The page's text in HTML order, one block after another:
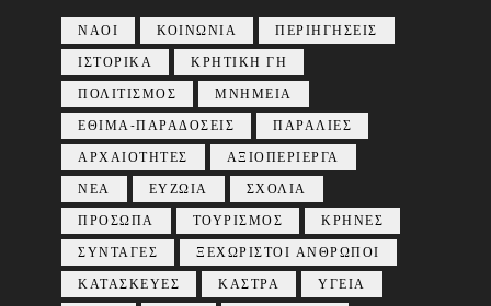
ΝΑΟΙ ΚΟΙΝΩΝΙΑ
ΠΕΡΙΗΓΗΣΕΙΣ
ΙΣΤΟΡΙΚΑ
ΚΡΗΤΙΚΗ ΓΗ
ΠΟΛΙΤΙΣΜΟΣ
ΜΝΗΜΕΙΑ
ΕΘΙΜΑ-ΠΑΡΑΔΟΣΕΙΣ
ΠΑΡΑΛΙΕΣ
ΑΡΧΑΙΟΤΗΤΕΣ
ΑΞΙΟΠΕΡΙΕΡΓΑ
ΝΕΑ
ΕΥΖΩΙΑ
ΣΧΟΛΙΑ
ΠΡΟΣΩΠΑ
ΤΟΥΡΙΣΜΟΣ
ΚΡΗΝΕΣ
ΣΥΝΤΑΓΕΣ
ΞΕΧΩΡΙΣΤΟΙ ΑΝΘΡΩΠΟΙ
ΚΑΤΑΣΚΕΥΕΣ
ΚΑΣΤΡΑ
ΥΓΕΙΑ